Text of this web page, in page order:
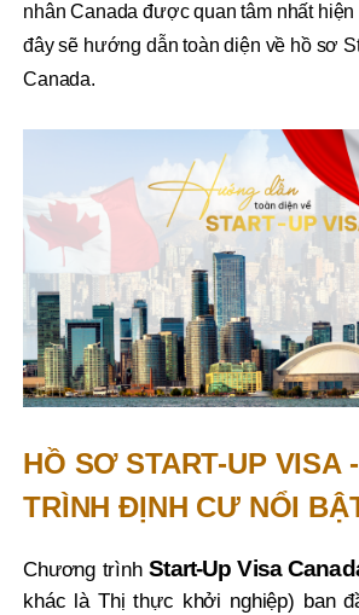
nhân Canada được quan tâm nhất
đây sẽ hướng dẫn toàn diện về hồ sơ
Canada.
HỒ SƠ START-UP VISA
TRÌNH ĐỊNH CƯ NỔI
Chương trìnhStart-Up Visa
khác là Thị thực khởi nghiệp) ban